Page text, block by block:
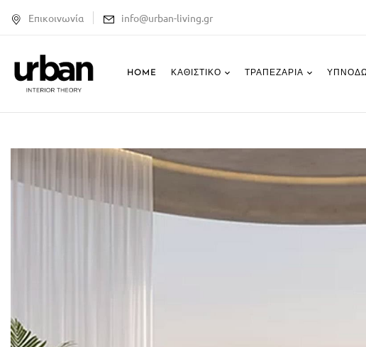
Επικοινωνία info@urban-living.gr
HOME ΚΑΘΙΣΤΙΚΌ ΤΡΑΠΕΖΑΡΊΑ